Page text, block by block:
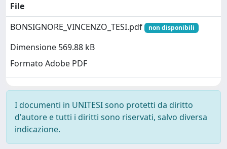
File
BONSIGNORE_VINCENZO_TESI.pdf
non disponibili
Dimensione 569.88 kB
Formato Adobe PDF
I documenti in UNITESI sono protetti da diritto
d'autore e tutti i diritti sono riservati, salvo diversa
indicazione.